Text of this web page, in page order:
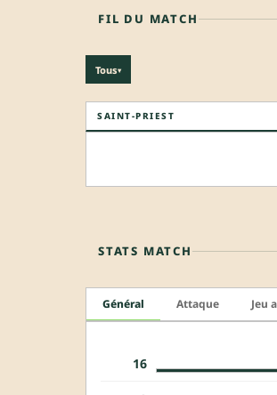
FIL DU MATCH
Tous▾
SAINT-PRIEST
STATS MATCH
Général Attaque Jeu
16